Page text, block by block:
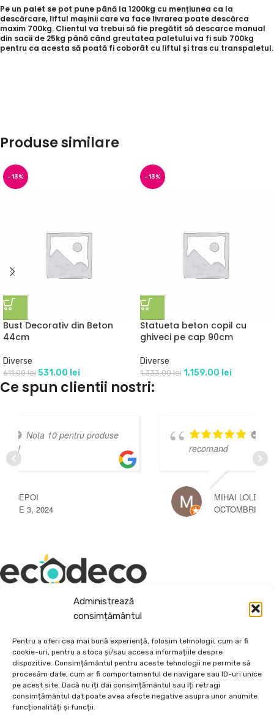
Administrează
consimțământul
Pentru a oferi cea mai bună experiență, folosim tehnologii, cum ar fi
cookie-uri, pentru a stoca și/sau accesa informațiile despre
dispozitive. Consimțământul pentru aceste tehnologii ne permite să
procesăm date, cum ar fi comportamentul de navigare sau ID-uri unice
pe acest site. Dacă nu îți dai consimțământul sau îți retragi
consimțământul dat poate avea afecte negative asupra unor anumite
funcționalități și funcții.
Pe un palet se pot pune până la 1200kg cu mențiunea ca la
descărcare, liftul mașinii care va face livrarea poate descărca
maxim 700kg. Clientul va trebui să fie pregătit să descarce manual
din sacii de 25kg până când greutatea paletului va fi sub 700kg
pentru ca acesta să poată fi coborât cu liftul și tras cu transpaletul.
Produse similare
-13%
Bust Decorativ din Beton
44cm
Diverse
611.00lei 531.00 lei
-13%
Statueta beton copil cu
ghiveci pe cap 90cm
Diverse
1,333.00lei 1,159.00 lei
Ce spun clientii nostri:
Personal prietenos,
OCTOMBRIE 3, 2024
Depozit En-Gross și En-Detail
Piatră Decorativă și Plante Ornamentale
Preturi accesibile, calitate si diversitate.
DE 70, vis-a-vis de Termo Ișalnița, Craiova, Dolj, Romania
+40760973126